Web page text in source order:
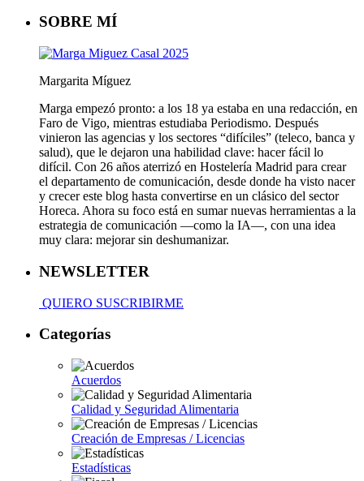
SOBRE MÍ
Margarita Míguez
Marga empezó pronto: a los 18 ya estaba en una redacción, en
Faro de Vigo, mientras estudiaba Periodismo. Después
vinieron las agencias y los sectores “difíciles” (teleco, banca y
salud), que le dejaron una habilidad clave: hacer fácil lo
difícil. Con 26 años aterrizó en Hostelería Madrid para crear
el departamento de comunicación, desde donde ha visto nacer
y crecer este blog hasta convertirse en un clásico del sector
Horeca. Ahora su foco está en sumar nuevas herramientas a la
estrategia de comunicación —como la IA—, con una idea
muy clara: mejorar sin deshumanizar.
NEWSLETTER
QUIERO SUSCRIBIRME
Categorías
Acuerdos
Calidad y Seguridad Alimentaria
Creación de Empresas / Licencias
Estadísticas